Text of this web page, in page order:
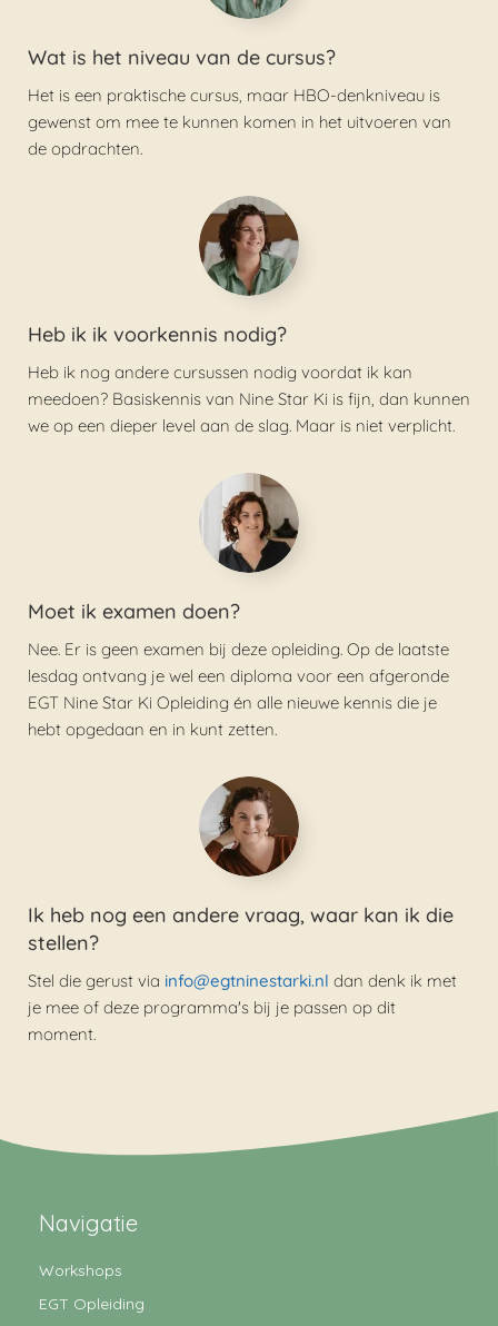
Wat is het niveau van de cursus?
Het is een praktische cursus, maar HBO-denkniveau is
gewenst om mee te kunnen komen in het uitvoeren van
de opdrachten.
Heb ik ik voorkennis nodig?
Heb ik nog andere cursussen nodig voordat ik kan
meedoen? Basiskennis van Nine Star Ki is fijn, dan kunnen
we op een dieper level aan de slag. Maar is niet verplicht.
Moet ik examen doen?
Nee. Er is geen examen bij deze opleiding. Op de laatste
lesdag ontvang je wel een diploma voor een afgeronde
EGT Nine Star Ki Opleiding én alle nieuwe kennis die je
hebt opgedaan en in kunt zetten.
Ik heb nog een andere vraag, waar kan ik die
stellen?
Stel die gerust via info@egtninestarki.nl dan denk ik met
je mee of deze programma's bij je passen op dit
moment.
Navigatie
Workshops
EGT Opleiding